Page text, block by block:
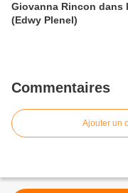
Giovanna Rincon dans
(Edwy Plenel)
Commentaires
Ajouter un